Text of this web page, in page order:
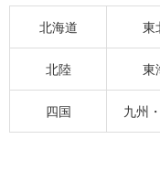
北海道 東
北陸 東
四国 九州